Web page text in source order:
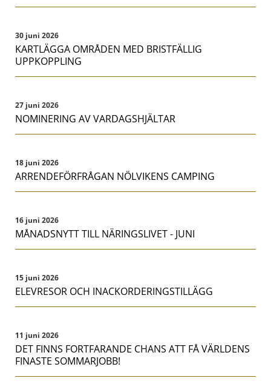
30 juni 2026
KARTLÄGGA OMRÅDEN MED BRISTFÄLLIG
UPPKOPPLING
27 juni 2026
NOMINERING AV VARDAGSHJÄLTAR
18 juni 2026
ARRENDEFÖRFRÅGAN NÖLVIKENS CAMPING
16 juni 2026
MÅNADSNYTT TILL NÄRINGSLIVET - JUNI
15 juni 2026
ELEVRESOR OCH INACKORDERINGSTILLÄGG
11 juni 2026
DET FINNS FORTFARANDE CHANS ATT FÅ VÄRLDENS
FINASTE SOMMARJOBB!